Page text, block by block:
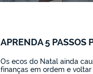
APRENDA 5 PASSOS
Os ecos do Natal ainda
finanças em ordem e voltar